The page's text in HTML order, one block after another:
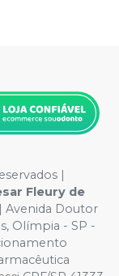
|
Fleury de
| Avenida Doutor
Olímpia - SP -